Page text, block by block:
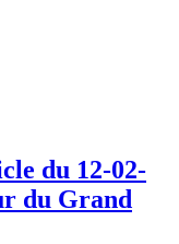
du 12-02-
du Grand